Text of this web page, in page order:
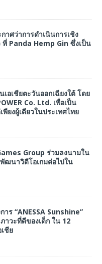
ศว่าการดำเนินการเชิง
Panda Hemp Gin ซึ่งเป็น
อเชียตะวันออกเฉียงใต้ โดย
Co. Ltd. เพื่อเป็น
ยงผู้เดียวในประเทศไทย
Group ร่วมลงนามใน
ฒนาวิดีโอเกมต่อไปใน
าร “ANESSA Sunshine”
วะที่ดีของเด็ก ใน 12
ชีย